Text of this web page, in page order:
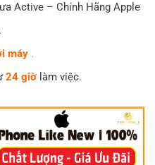
Active – Chính Hãng Apple
máy.
24 giờlàm việc.